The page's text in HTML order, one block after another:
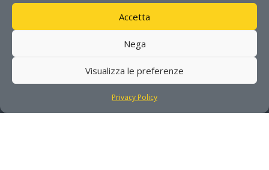
Accetta
Nega
Visualizza le preferenze
Privacy Policy
Via Monteroni 165 c/o Campus
73100 Lecce
08321975000